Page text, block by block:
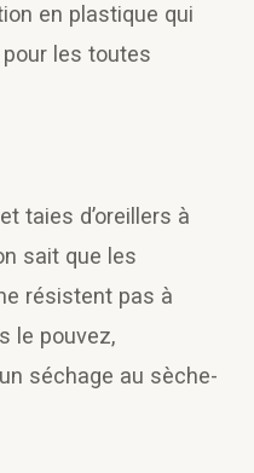
en plastique qui
les toutes
taies d’oreillers à
sait que les
résistent pas à
le pouvez,
séchage au sèche-